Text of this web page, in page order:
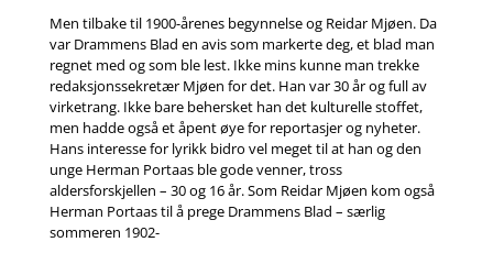
Men tilbake til 1900-årenes begynnelse og Reidar Mjøen. Da
var Drammens Blad en avis som markerte deg, et blad man
regnet med og som ble lest. Ikke mins kunne man trekke
redaksjonssekretær Mjøen for det. Han var 30 år og full av
virketrang. Ikke bare behersket han det kulturelle stoffet,
men hadde også et åpent øye for reportasjer og nyheter.
Hans interesse for lyrikk bidro vel meget til at han og den
unge Herman Portaas ble gode venner, tross
aldersforskjellen – 30 og 16 år. Som Reidar Mjøen kom også
Herman Portaas til å prege Drammens Blad – særlig
sommeren 1902-